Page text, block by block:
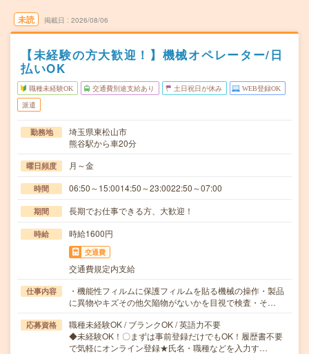
未読 掲載日 2026/08/06
【未経験の方大歓迎！】機械オペレーター/日
払いOK
職種未経験OK 交通費別途支給あり 土日祝日が休み WEB登録OK
派遣
勤務地
埼玉県東松山市
熊谷駅から車20分
曜日頻度 月～金
時間 06:50～15:0014:50～23:0022:50～07:00
期間 長期でお仕事できる方、大歓迎！
時給 時給1600円
交通費
交通費規定内支給
仕事内容
・機能性フィルムに保護フィルムを貼る機械の操作・製品
に異物やキズその他欠陥物がないかを目視で検査・そ…
応募資格
職種未経験OK / ブランクOK / 英語力不要
◆未経験OK！〇まずは事前登録だけでもOK！履歴書不要
で気軽にオンライン登録★氏名・職種などを入力す…